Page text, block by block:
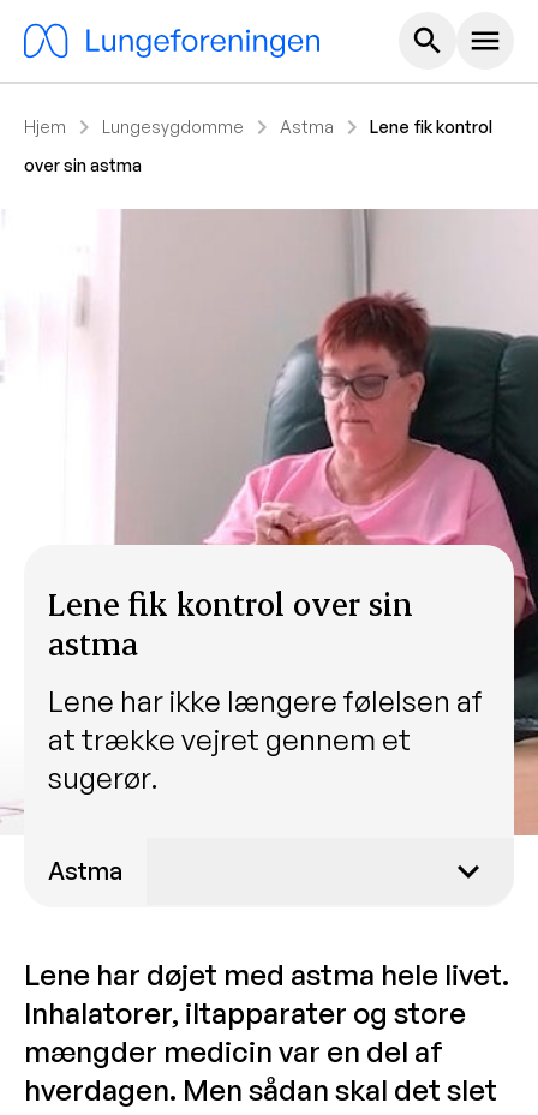
search Hoved
menu
Hjem chevron_right Lungesygdomme chevron_right Astma chevron_right
Lene fik kontrol
over sin astma
Lene fik kontrol over sin
astma
Lene har ikke længere følelsen af
at trække vejret gennem et
sugerør.
Astma
medicin
Symptomer på astma
Lene fik kontrol over sin astma
Test dig selv! Har du kontrol over din
Lene har døjet med astma hele livet.
Inhalatorer, iltapparater og store
mængder medicin var en del af
hverdagen. Men sådan skal det slet